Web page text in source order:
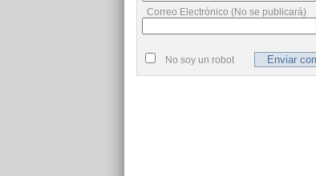
Correo Electrónico (No se publicará)
No soy un robot